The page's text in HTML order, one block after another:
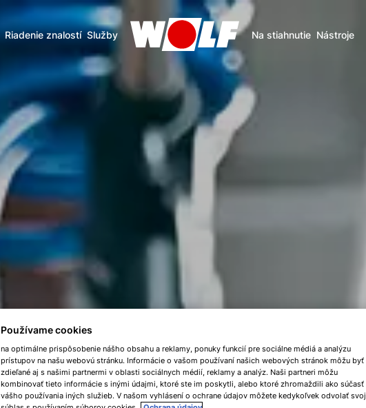
Riadenie znalostí Služby Na stiahnutie Nástroje
Používame cookies
na optimálne prispôsobenie nášho obsahu a reklamy, ponuky funkcií pre sociálne médiá a analýzu
prístupov na našu webovú stránku. Informácie o vašom používaní našich webových stránok môžu byť
zdieľané aj s našimi partnermi v oblasti sociálnych médií, reklamy a analýz. Naši partneri môžu
kombinovať tieto informácie s inými údajmi, ktoré ste im poskytli, alebo ktoré zhromaždili ako súčasť
vášho používania iných služieb. V našom vyhlásení o ochrane údajov môžete kedykoľvek odvolať svoj